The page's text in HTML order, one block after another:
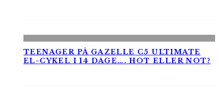
TEENAGER PÅ GAZELLE C5 ULTIMATE
EL-CYKEL I 14 DAGE…. HOT ELLER NOT?